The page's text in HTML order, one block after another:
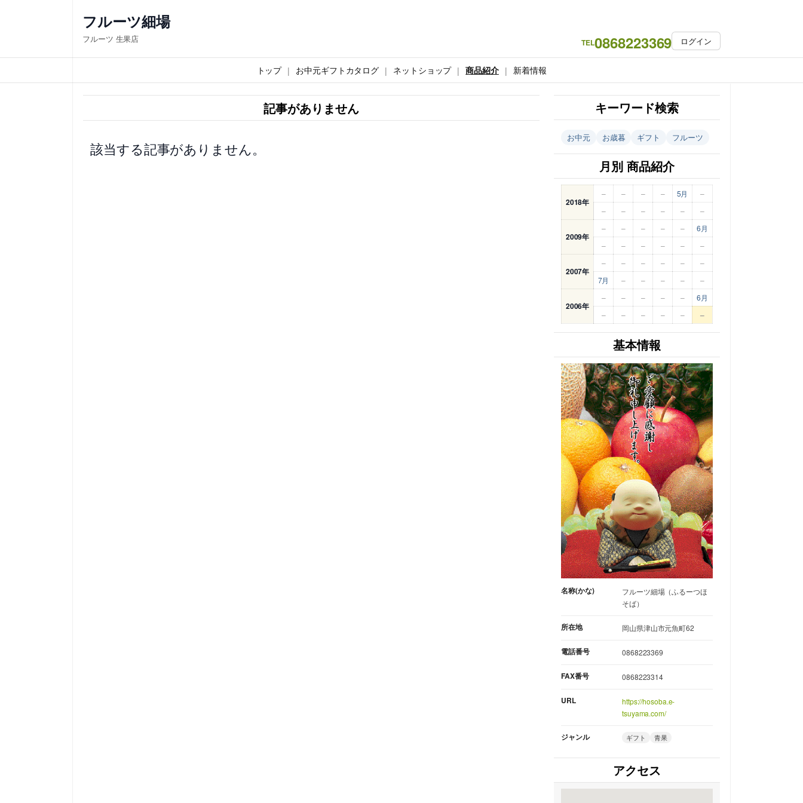
ス
キ
フルーツ細場
フルーツ 生果店 TEL0868223369 ログイン
トップ お中元ギフトカタログ ネットショップ 商品紹介 新着情報
記事がありません
該当する記事がありません。
キーワード検索
お中元 お歳暮 ギフト フルーツ
月別 商品紹介
2018年
– – – – 5月
–
–
– – – – –
2009年
– – – – –
6月
–
– – – – –
2007年
– – – – –
–
7月
– – – – –
2006年
– – – – –
6月
–
– – – – –
基本情報
名称(かな)
フルーツ細場（ふるーつほ
そば）
所在地 岡山県津山市元魚町62
電話番号 0868223369
FAX番号 0868223314
URL
https://hosoba.e-
tsuyama.com/
ジャンル ギフト 青果
アクセス